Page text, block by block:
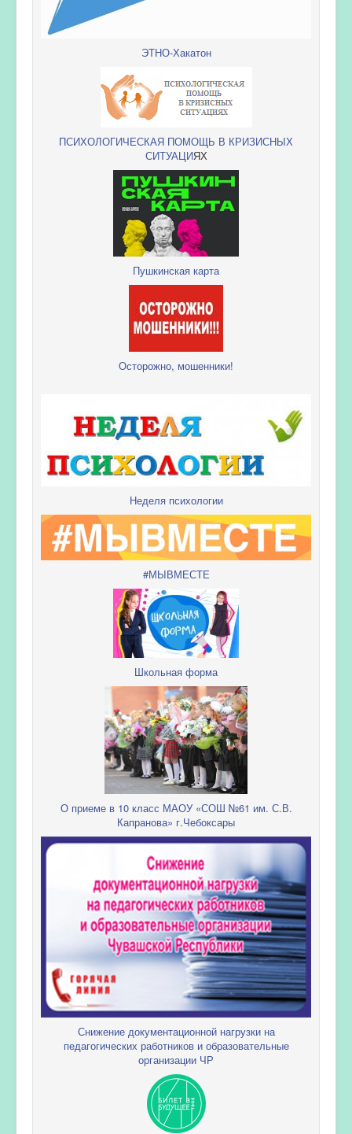
ЭТНО-Хакатон
ПСИХОЛОГИЧЕСКАЯ ПОМОЩЬ В КРИЗИСНЫХ
СИТУАЦИЯХ
Пушкинская карта
Осторожно, мошенники!
Неделя психологии
#МЫВМЕСТЕ
Школьная форма
О приеме в 10 класс МАОУ «СОШ №61 им. С.В.
Капранова» г.Чебоксары
Снижение документационной нагрузки на
педагогических работников и образовательные
организации ЧР